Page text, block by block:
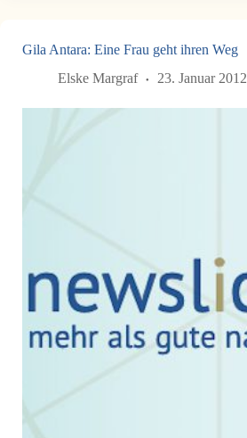
Gila Antara: Eine Frau geht ihren Weg
Elske Margraf
23. Januar 2012